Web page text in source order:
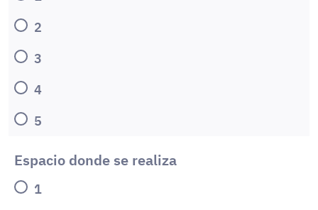
2
3
4
5
Espacio donde se realiza
1